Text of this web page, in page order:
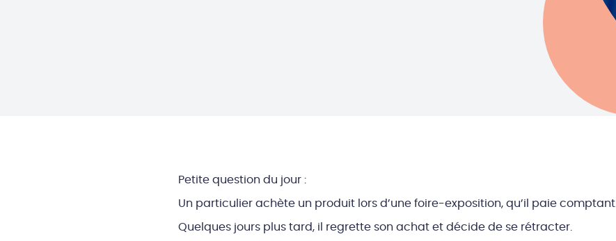
Petite question du jour :
Un particulier achète un produit lors d’une foire-exposition, qu’il paie comptant.
Quelques jours plus tard, il regrette son achat et décide de se rétracter.